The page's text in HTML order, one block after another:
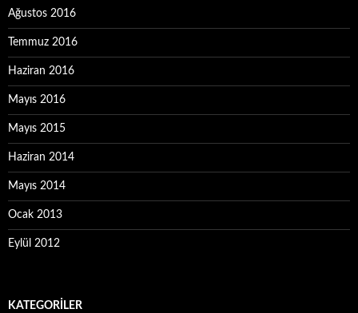
Ağustos 2016
Temmuz 2016
Haziran 2016
Mayıs 2016
Mayıs 2015
Haziran 2014
Mayıs 2014
Ocak 2013
Eylül 2012
KATEGORILER